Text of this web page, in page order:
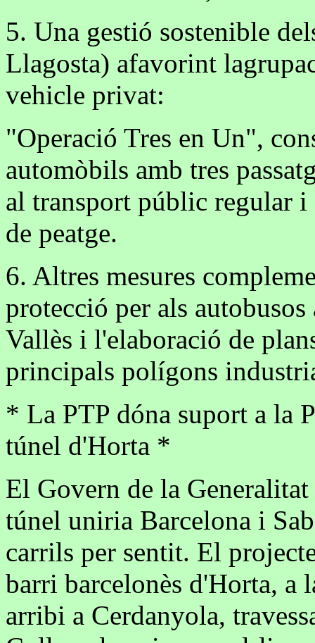
5. Una gestió sostenible
Llagosta) afavorint
vehicle privat:
"Operació Tres en Un",
automòbils amb tres
al transport públic regular i
de peatge.
6. Altres mesures
protecció per als
Vallès i l'elaboració de
principals polígons
* La PTP dóna suport a la
túnel d'Horta *
El Govern de la
túnel uniria Barcelona i
carrils per sentit. El
barri barcelonès d'Horta, a
arribi a Cerdanyola,